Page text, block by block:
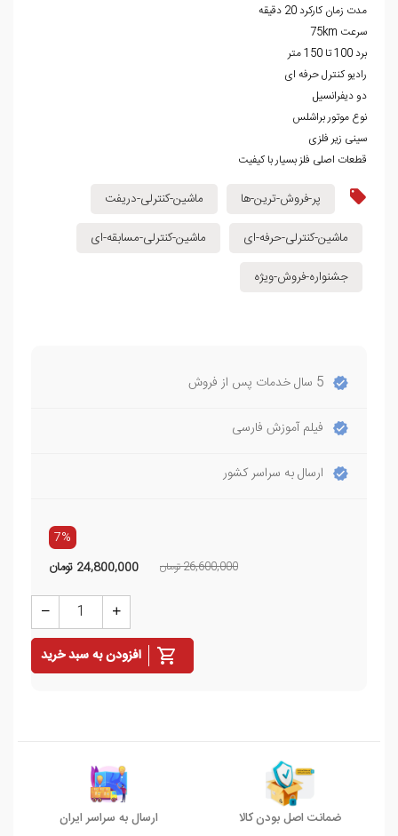
مدت زمان کارکرد 20 دقیقه
سرعت 75km
برد 100 تا 150 متر
رادیو کنترل حرفه ای
دو دیفرانسیل
نوع موتور براشلس
سینی زیر فلزی
قطعات اصلی فلز بسیار با کیفیت
پر-فروش-ترین-ها
ماشین-کنترلی-دریفت
ماشین-کنترلی-حرفه-ای
ماشین-کنترلی-مسابقه-ای
جشنواره-فروش-ویژه
5 سال خدمات پس از فروش
فیلم آموزش فارسی
ارسال به سراسر کشور
7%
26,600,000 تومان 24,800,000 تومان
افزودن به سبد خرید
ضمانت اصل بودن کالا ارسال به سراسر ایران